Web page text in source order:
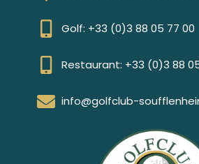
Golf: +33 (0)3 88 05 77 00
Restaurant: +33 (0)3 88
info@golfclub-